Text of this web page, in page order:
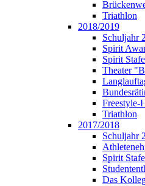
Triathlon
2018/2019
Schuljahr
Spirit
Spirit
Theater
Freestyle-
Triathlon
2017/2018
Schuljahr
Spirit
Das